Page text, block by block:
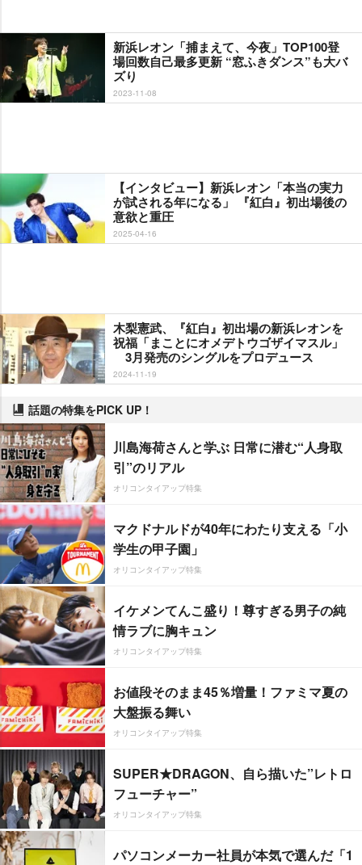
新浜レオン「捕まえて、今夜」TOP100登
場回数自己最多更新 “窓ふきダンス”も大バ
ズり
2023-11-08
【インタビュー】新浜レオン「本当の実力
が試される年になる」 『紅白』初出場後の
意欲と重圧
2025-04-16
木梨憲武、『紅白』初出場の新浜レオンを
祝福「まことにオメデトウゴザイマスル」
3月発売のシングルをプロデュース
2024-11-19
話題の特集をPICK UP！
川島海荷さんと学ぶ 日常に潜む“人身取
引”のリアル
オリコンタイアップ特集
マクドナルドが40年にわたり支える「小
学生の甲子園」
オリコンタイアップ特集
イケメンてんこ盛り！尊すぎる男子の純
情ラブに胸キュン
オリコンタイアップ特集
お値段そのまま45％増量！ファミマ夏の
大盤振る舞い
オリコンタイアップ特集
SUPER★DRAGON、自ら描いた”レトロ
フューチャー”
オリコンタイアップ特集
パソコンメーカー社員が本気で選んだ「1